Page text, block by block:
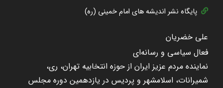
پایگاه نشر اندیشه های امام خمینی (ره)
علی خضریان
فعال سیاسی و رسانه‌ای
نماینده مردم عزیز ایران از حوزه انتخابیه تهران، ری،
شمیرانات، اسلامشهر و پردیس در یازدهمین دوره مجلس